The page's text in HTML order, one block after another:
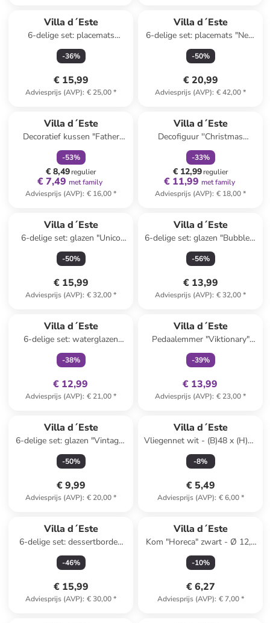
Villa d´Este
6-delige set: placemats
grijs/beige - Ø 38 cm
-36%
€ 15,99
Adviesprijs (AVP): € 25,00*
Villa d´Este
6-delige set: placemats "New
Jungle" groen - (L)47 x (B)36
cm
-50%
€ 20,99
Adviesprijs (AVP): € 42,00*
Villa d´Este
Decoratief kussen "Father
Christmas" beige - (L)40 x
(B)40 cm
-53%
€ 8,49regulier
€ 7,49 met family
Adviesprijs (AVP): € 16,00*
Villa d´Este
Decofiguur ''Christmas
Gnome'' groen/rood - (L)38
cm
-33%
€ 12,99regulier
€ 11,99 met family
Adviesprijs (AVP): € 18,00*
Villa d´Este
6-delige set: glazen "Unico
Bubbles" turquoise - 325 ml
-50%
€ 15,99
Adviesprijs (AVP): € 32,00*
Villa d´Este
6-delige set: glazen "Bubbles"
paars - 325 ml
-56%
€ 13,99
Adviesprijs (AVP): € 32,00*
Villa d´Este
6-delige set: waterglazen
"Geometric" transparant - 380
ml
-38%
€ 12,99
Adviesprijs (AVP): € 21,00*
Villa d´Este
Pedaalemmer "Viktionary"
beige - 3 l
-39%
€ 13,99
Adviesprijs (AVP): € 23,00*
Villa d´Este
6-delige set: glazen "Vintage"
- 375 ml
-50%
€ 9,99
Adviesprijs (AVP): € 20,00*
Villa d´Este
Vliegennet wit - (B)48 x (H)30
x (D)48 cm
-8%
€ 5,49
Adviesprijs (AVP): € 6,00*
Villa d´Este
6-delige set: dessertborden
crème - Ø 19,3 cm
-46%
€ 15,99
Adviesprijs (AVP): € 30,00*
Villa d´Este
Kom "Horeca" zwart - Ø 12,5
cm
-10%
€ 6,27
Adviesprijs (AVP): € 7,00*